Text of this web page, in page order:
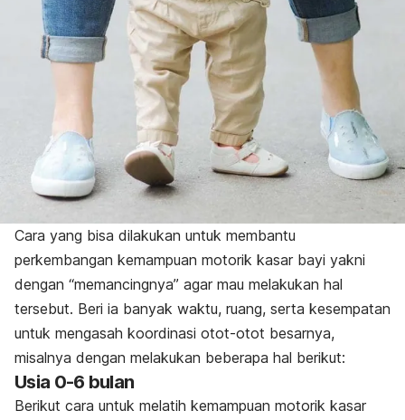
Cara yang bisa dilakukan untuk membantu
perkembangan kemampuan motorik kasar bayi yakni
dengan “memancingnya” agar mau melakukan hal
tersebut. Beri ia banyak waktu, ruang, serta kesempatan
untuk mengasah koordinasi otot-otot besarnya,
misalnya dengan melakukan beberapa hal berikut:
Usia 0-6 bulan
Berikut cara untuk melatih kemampuan motorik kasar